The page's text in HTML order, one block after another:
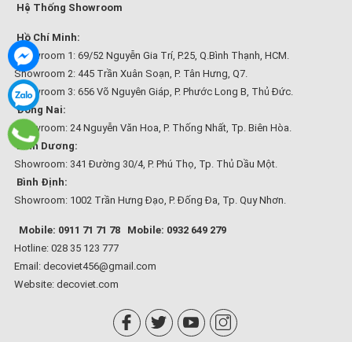
Hệ Thống Showroom
Hồ Chí Minh:
Showroom 1: 69/52 Nguyễn Gia Trí, P.25, Q.Bình Thạnh, HCM.
Showroom 2: 445 Trần Xuân Soạn, P. Tân Hưng, Q7.
Showroom 3: 656 Võ Nguyên Giáp, P. Phước Long B, Thủ Đức.
Đồng Nai:
Showroom: 24 Nguyễn Văn Hoa, P. Thống Nhất, Tp. Biên Hòa.
Bình Dương:
Showroom: 341 Đường 30/4, P. Phú Thọ, Tp. Thủ Dầu Một.
Bình Định:
Showroom: 1002 Trần Hưng Đạo, P. Đống Đa, Tp. Quy Nhơn.
Mobile: 0911 71 71 78
Mobile: 0932 649 279
Hotline: 028 35 123 777
Email: decoviet456@gmail.com
Website: decoviet.com